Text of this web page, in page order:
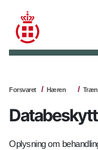
Forsvaret Hæren
Oplysning om